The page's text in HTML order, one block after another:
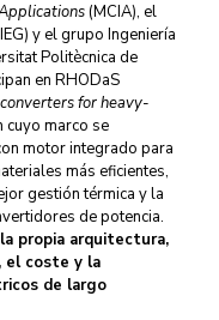
(MCIA), el
y el grupo Ingeniería
Politècnica de
en RHODaS
for heavy-
cuyo marco se
motor integrado para
más eficientes,
gestión térmica y la
de potencia.
propia arquitectura,
el coste y la
de largo